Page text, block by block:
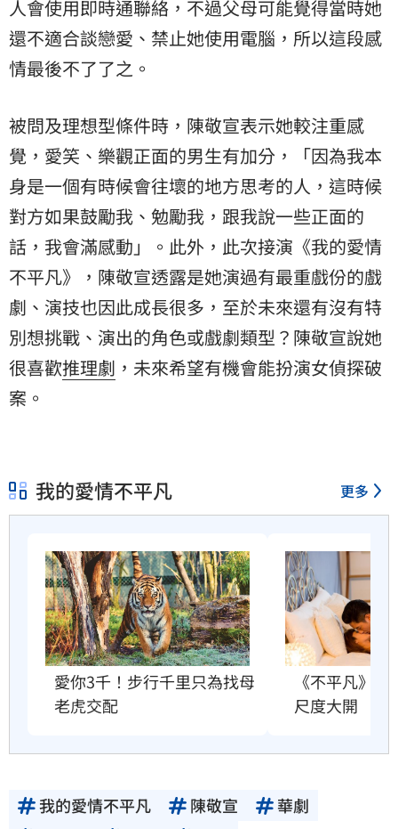
人會使用即時通聯絡，不過父母可能覺得當時她
還不適合談戀愛、禁止她使用電腦，所以這段感
情最後不了了之。
被問及理想型條件時，陳敬宣表示她較注重感
覺，愛笑、樂觀正面的男生有加分，「因為我本
身是一個有時候會往壞的地方思考的人，這時候
對方如果鼓勵我、勉勵我，跟我說一些正面的
話，我會滿感動」。此外，此次接演《我的愛情
不平凡》，陳敬宣透露是她演過有最重戲份的戲
劇、演技也因此成長很多，至於未來還有沒有特
別想挑戰、演出的角色或戲劇類型？陳敬宣說她
很喜歡推理劇 ，未來希望有機會能扮演女偵探破
案。
我的愛情不平凡 更多
愛你3千！步行千里只為找母
老虎交配
《不平凡》
尺度大開
我的愛情不平凡 陳敬宣
華劇